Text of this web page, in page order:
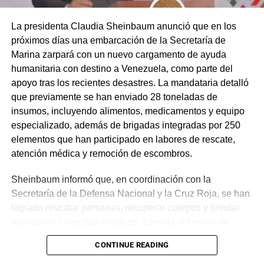
La presidenta Claudia Sheinbaum anunció que en los
próximos días una embarcación de la Secretaría de
Marina zarpará con un nuevo cargamento de ayuda
humanitaria con destino a Venezuela, como parte del
apoyo tras los recientes desastres. La mandataria detalló
que previamente se han enviado 28 toneladas de
insumos, incluyendo alimentos, medicamentos y equipo
especializado, además de brigadas integradas por 250
elementos que han participado en labores de rescate,
atención médica y remoción de escombros.
Sheinbaum informó que, en coordinación con la
Secretaría de la Defensa Nacional y la Cruz Roja, se han
logrado rescatar personas, recuperar cuerpos y brindar
plantas de energía y materiales de apoyo. Subrayó que
estas acciones responden a solicitudes del gobierno
CONTINUE READING